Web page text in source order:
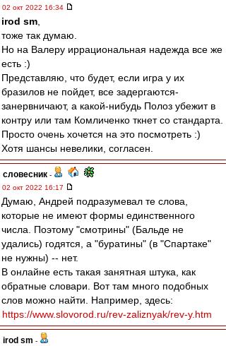
02 окт 2022 16:34
irod sm
тоже так думаю.
Но на Валеру иррациональная надежда все же
есть :)
Представляю, что будет, если игра у их
бразилов не пойдет, все задергаются-
занервничают, а какой-нибудь Полоз убежит в
контру или там Комличенко ткнет со стандарта.
Просто очень хочется на это посмотреть :)
Хотя шансы невелики, согласен.
словесник -
02 окт 2022 16:17
Думаю, Андрей подразумевал те слова,
которые не имеют формы единственного
числа. Поэтому "смотрины" (Бальде не
удались) годятся, а "буратины" (в "Спартаке"
не нужны) -- нет.
В онлайне есть такая занятная штука, как
обратные словари. Вот там много подобных
слов можно найти. Например, здесь:
https://www.slovorod.ru/rev-zaliznyak/rev-y.htm
irod sm -